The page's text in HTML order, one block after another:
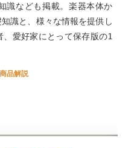
識なども掲載。楽器本体か
識と、様々な情報を提供し
愛好家にとって保存版の1
品解説